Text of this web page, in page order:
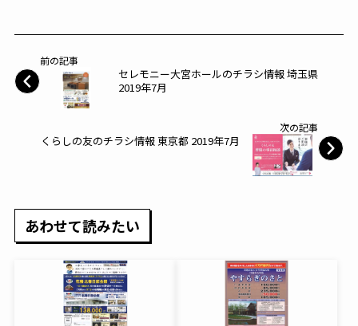
前の記事
セレモニー大宮ホールのチラシ情報 埼玉県
2019年7月
次の記事
くらしの友のチラシ情報 東京都 2019年7月
あわせて読みたい